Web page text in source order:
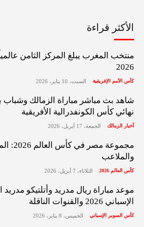
الأكثر قراءة
منتخب المغرب يبلغ المركز الثامن
2026
كأس الأمم الإفريقية السبت، 10 يناير، 2026
شاهد بث مباشر مباراة الزمالك
نهائي كأس الكونفدرالية الأفريقية
أخبار الزمالك الجمعة، 17 أبريل، 2026
مجموعة
والملاعب
كأس العالم 2026 الثلاثاء، 7 أبريل، 2026
موعد مباراة ريال مدريد وأتلتيكو مدريد
الإسباني 2026 والقنوات الناقلة
كأس السوبر الإسباني الخميس، 8 يناير، 2026